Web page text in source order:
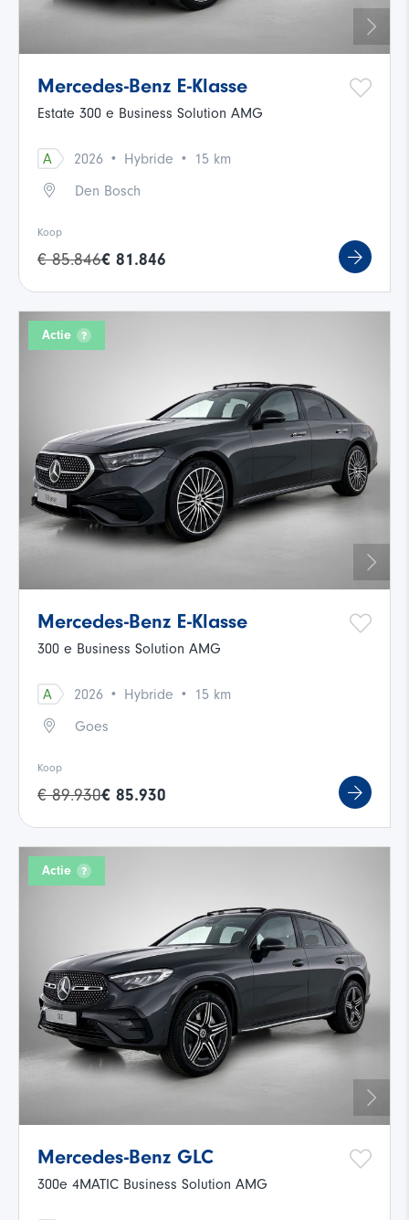
Mercedes-Benz E-Klasse
Estate 300 e Business Solution AMG
A 2026 · Hybride ·
15 km
Den Bosch
Koop
€ 85.846€ 81.846
Actie
Mercedes-Benz E-Klasse
300 e Business Solution AMG
A 2026 · Hybride ·
15 km
Goes
Koop
€ 89.930€ 85.930
Actie
Mercedes-Benz GLC
300e 4MATIC Business Solution AMG